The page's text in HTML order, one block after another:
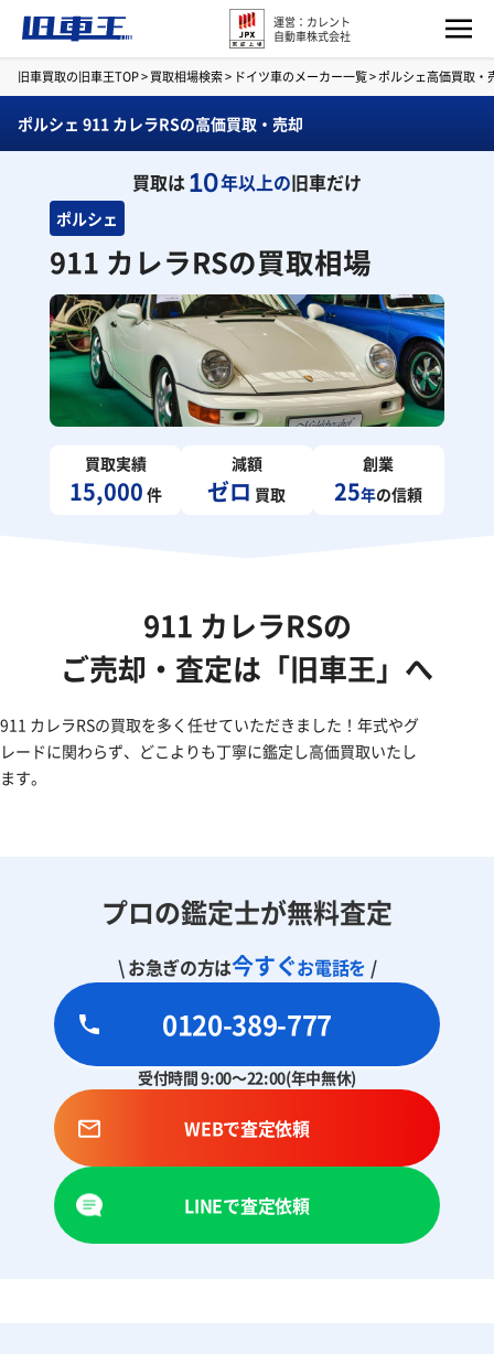
運営：カレント
自動車株式会社
旧車買取の旧車王TOP>買取相場検索> ドイツ車のメーカー一覧>ポルシェ高価買取・
ポルシェ 911 カレラRSの高価買取・売却
買取は10年以上の旧車だけ
ポルシェ
911 カレラRSの買取相場
買取実績
15,000 件
減額
ゼロ 買取
創業
25年の信頼
911 カレラRSの
ご売却・査定は「旧車王」へ
911 カレラRSの買取を多く任せていただきました！年式やグ
レードに関わらず、どこよりも丁寧に鑑定し高価買取いたし
ます。
プロの鑑定士が無料査定
\ お急ぎの方は今すぐお電話を /
0120-389-777
受付時間 9:00～22:00(年中無休)
WEBで査定依頼
LINEで査定依頼